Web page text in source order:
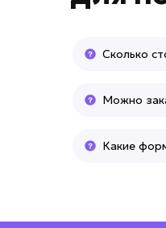
Сколько
Можно
Какие